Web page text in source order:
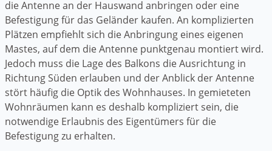
die Antenne an der Hauswand anbringen oder eine
Befestigung für das Geländer kaufen. An komplizierten
Plätzen empfiehlt sich die Anbringung eines eigenen
Mastes, auf dem die Antenne punktgenau montiert wird.
Jedoch muss die Lage des Balkons die Ausrichtung in
Richtung Süden erlauben und der Anblick der Antenne
stört häufig die Optik des Wohnhauses. In gemieteten
Wohnräumen kann es deshalb kompliziert sein, die
notwendige Erlaubnis des Eigentümers für die
Befestigung zu erhalten.